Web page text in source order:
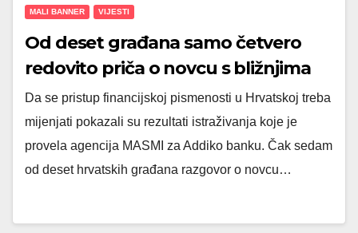
MALI BANNER VIJESTI
Od deset građana samo četvero
redovito priča o novcu s bližnjima
Da se pristup financijskoj pismenosti u Hrvatskoj treba
mijenjati pokazali su rezultati istraživanja koje je
provela agencija MASMI za Addiko banku. Čak sedam
od deset hrvatskih građana razgovor o novcu…